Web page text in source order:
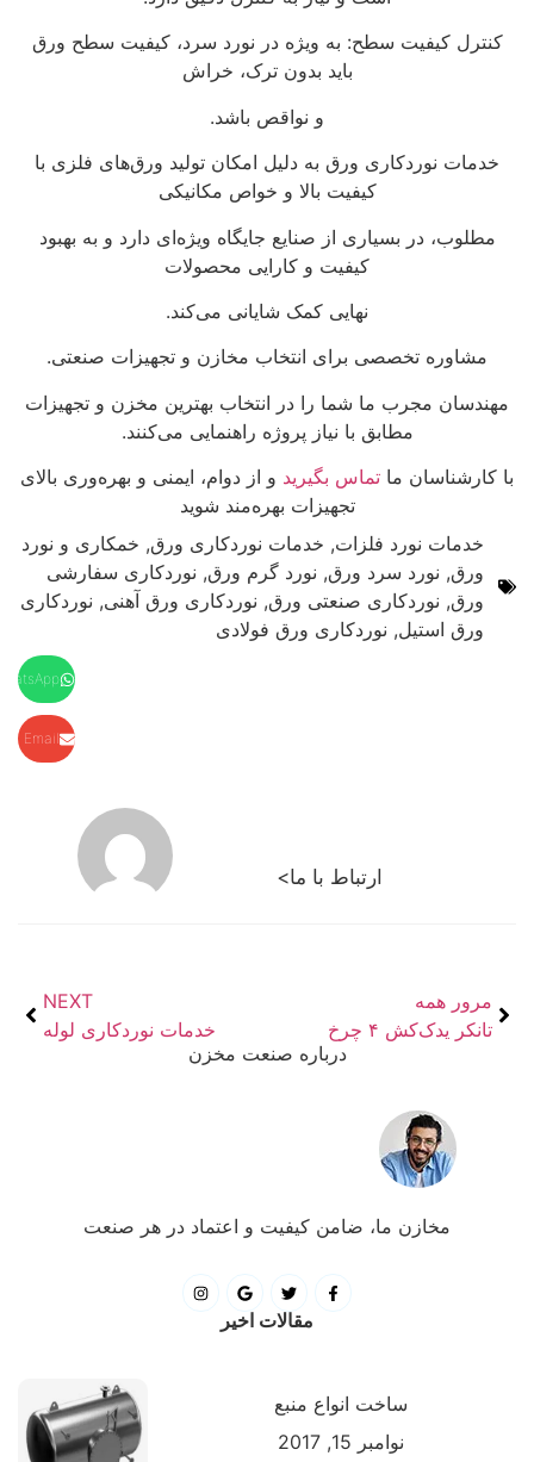
کنترل کیفیت سطح: به ویژه در نورد سرد، کیفیت سطح ورق
باید بدون ترک، خراش
و نواقص باشد.
خدمات نوردکاری ورق به دلیل امکان تولید ورق‌های فلزی با
کیفیت بالا و خواص مکانیکی
مطلوب، در بسیاری از صنایع جایگاه ویژه‌ای دارد و به بهبود
کیفیت و کارایی محصولات
نهایی کمک شایانی می‌کند.
مشاوره تخصصی برای انتخاب مخازن و تجهیزات صنعتی.
مهندسان مجرب ما شما را در انتخاب بهترین مخزن و تجهیزات
مطابق با نیاز پروژه راهنمایی می‌کنند.
با کارشناسان ما تماس بگیرید و از دوام، ایمنی و بهره‌وری بالای
تجهیزات بهره‌مند شوید
خدمات نورد فلزات, خدمات نوردکاری ورق, خمکاری و نورد
ورق, نورد سرد ورق, نورد گرم ورق, نوردکاری سفارشی
ورق, نوردکاری صنعتی ورق, نوردکاری ورق آهنی, نوردکاری
ورق استیل, نوردکاری ورق فولادی
Email
ارتباط با ما>
مرور همه
تانکر یدک‌کش ۴ چرخ
NEXT
خدمات نوردکاری لوله
درباره صنعت مخزن
مخازن ما، ضامن کیفیت و اعتماد در هر صنعت
مقالات اخیر
ساخت انواع منبع
نوامبر 15, 2017